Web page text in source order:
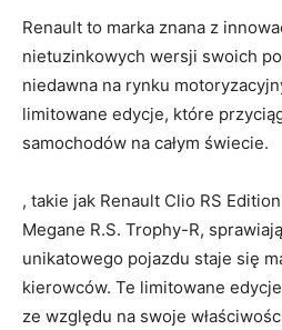
Renault to marka​ znana z
nietuzinkowych wersji swoich
⁢niedawna na​ rynku
limitowane edycje, które
samochodów na całym świecie.
, takie jak Renault Clio RS
Megane R.S. Trophy-R,
unikatowego‌ pojazdu staje się
kierowców. Te limitowane
ze ​względu ‍na swoje‍